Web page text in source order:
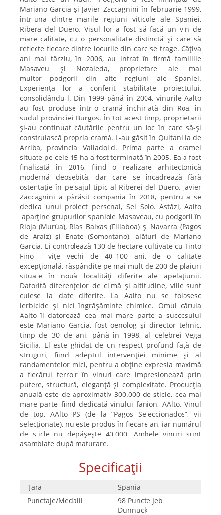
Mariano Garcia și Javier Zaccagnini în februarie 1999,
într-una dintre marile regiuni viticole ale Spaniei,
Ribera del Duero. Visul lor a fost să facă un vin de
mare calitate, cu o personalitate distinctă și care să
reflecte fiecare dintre locurile din care se trage. Câțiva
ani mai târziu, în 2006, au intrat în firmă familiile
Masaveu și Nozaleda, proprietare ale mai
multor podgorii din alte regiuni ale Spaniei.
Experiența lor a conferit stabilitate proiectului,
consolidându-l. Din 1999 până în 2004, vinurile Aalto
au fost produse într-o cramă închiriată din Roa, în
sudul provinciei Burgos. În tot acest timp, proprietarii
și-au continuat căutările pentru un loc în care să-și
construiască propria cramă. L-au găsit în Quitanilla de
Arriba, provincia Valladolid. Prima parte a cramei
situate pe cele 15 ha a fost terminată în 2005. Ea a fost
finalizată în 2016, fiind o realizare arhitectonică
modernă deosebită, dar care se încadrează fără
ostentație în peisajul tipic al Riberei del Duero. Javier
Zaccagnini a părăsit compania în 2018, pentru a se
dedica unui proiect personal, Sei Solo. Astăzi, Aalto
aparține grupurilor spaniole Masaveau, cu podgorii în
Rioja (Murúa), Rías Baixas (Fillaboa) și Navarra (Pagos
de Araiz) și Enate (Somontano), alături de Mariano
Garcia. Ei controlează 130 de hectare cultivate cu Tinto
Fino - vițe vechi de 40–100 ani, de o calitate
excepțională, răspândite pe mai mult de 200 de plaiuri
situate în nouă localități diferite ale apelațiunii.
Datorită diferențelor de climă și altitudine, viile sunt
culese la date diferite. La Aalto nu se folosesc
ierbicide și nici îngrășăminte chimice. Omul căruia
Aalto îi datorează cea mai mare parte a succesului
este Mariano Garcia, fost oenolog și director tehnic,
timp de 30 de ani, până în 1998, al celebrei Vega
Sicilia. El este ghidat de un respect profund față de
struguri, fiind adeptul intervenției minime și al
randamentelor mici, pentru a obține expresia maximă
a fiecărui terroir în vinuri care impresionează prin
putere, structură, eleganță și complexitate. Producția
anuală este de aproximativ 300.000 de sticle, cea mai
mare parte fiind dedicată vinului fanion, AAlto. Vinul
de top, AAlto PS (de la ”Pagos Seleccionados”, vii
selecționate), nu este produs în fiecare an, iar numărul
de sticle nu depășește 40.000. Ambele vinuri sunt
asamblate după maturare.
Specificații
Țara
Spania
Punctaje/Medalii
98 Puncte Jeb
Dunnuck